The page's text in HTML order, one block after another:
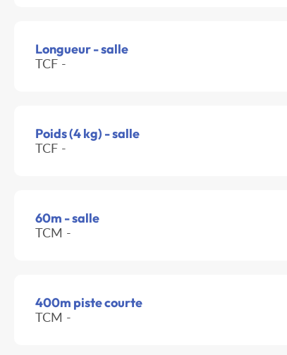
Longueur - salle
TCF -
Poids (4 kg) - salle
TCF -
60m - salle
TCM -
400m piste courte
TCM -